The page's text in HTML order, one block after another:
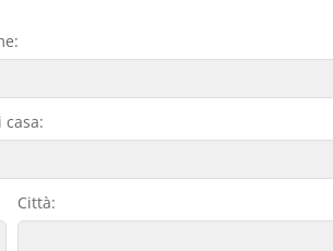
casa:
Città: